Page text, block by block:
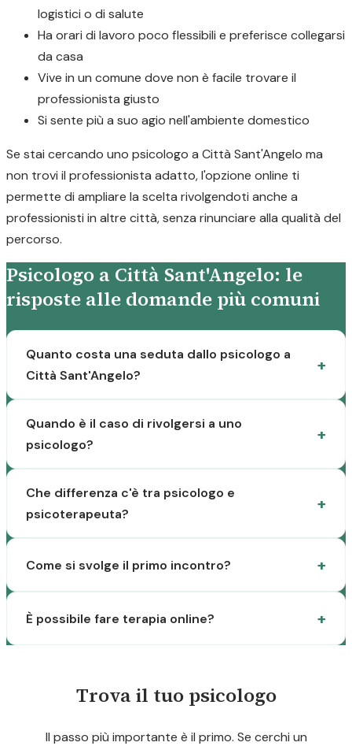
logistici o di salute
Ha orari di lavoro poco flessibili e preferisce collegarsi
da casa
Vive in un comune dove non è facile trovare il
professionista giusto
Si sente più a suo agio nell'ambiente domestico
Se stai cercando uno psicologo a Città Sant'Angelo ma
non trovi il professionista adatto, l'opzione online ti
permette di ampliare la scelta rivolgendoti anche a
professionisti in altre città, senza rinunciare alla qualità del
percorso.
Psicologo a Città Sant'Angelo: le
risposte alle domande più comuni
Quanto costa una seduta dallo psicologo a
Città Sant'Angelo?
Quando è il caso di rivolgersi a uno
psicologo?
Che differenza c'è tra psicologo e
psicoterapeuta?
Come si svolge il primo incontro?
È possibile fare terapia online?
Trova il tuo psicologo
Il passo più importante è il primo. Se cerchi un